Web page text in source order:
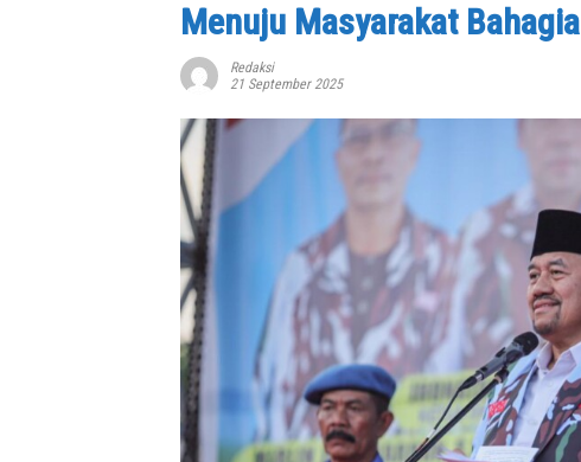
Menuju Masyarakat Bahagia
Redaksi
21 September 2025